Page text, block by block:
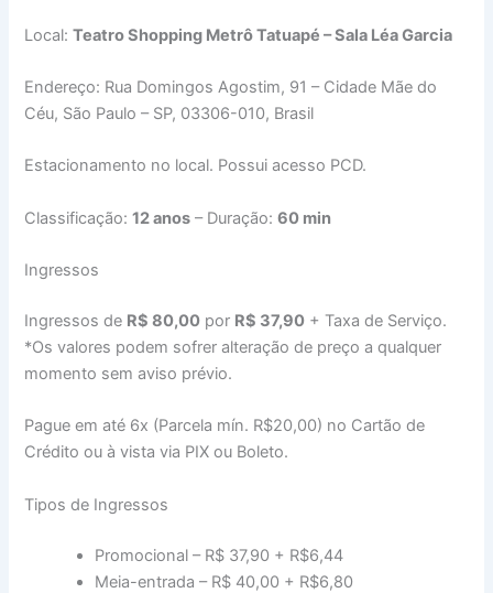
Local:Teatro Shopping Metrô Tatuapé – Sala Léa Garcia
Endereço: Rua Domingos Agostim, 91 – Cidade Mãe do
Céu, São Paulo – SP, 03306-010, Brasil
Estacionamento no local. Possui acesso PCD.
Classificação:12 anos – Duração:60 min
Ingressos
Ingressos de R$ 80,00 por R$ 37,90 + Taxa de Serviço.
*Os valores podem sofrer alteração de preço a qualquer
momento sem aviso prévio.
Pague em até 6x (Parcela mín. R$20,00) no Cartão de
Crédito ou à vista via PIX ou Boleto.
Tipos de Ingressos
Promocional – R$ 37,90 + R$6,44
Meia-entrada – R$ 40,00 + R$6,80